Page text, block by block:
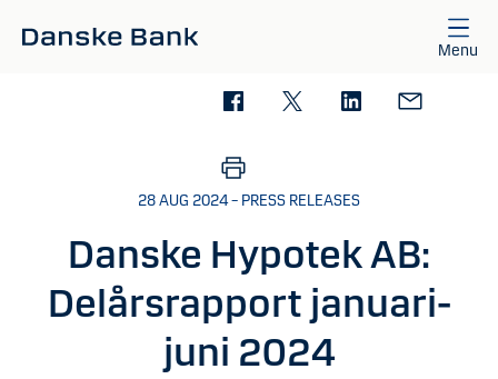
Menu
28 AUG 2024 – PRESS RELEASES
Danske Hypotek AB:
Delårsrapport januari-
juni 2024